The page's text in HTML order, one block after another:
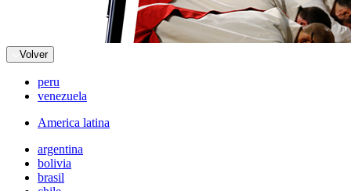
Volver
peru
venezuela
America latina
argentina
bolivia
brasil